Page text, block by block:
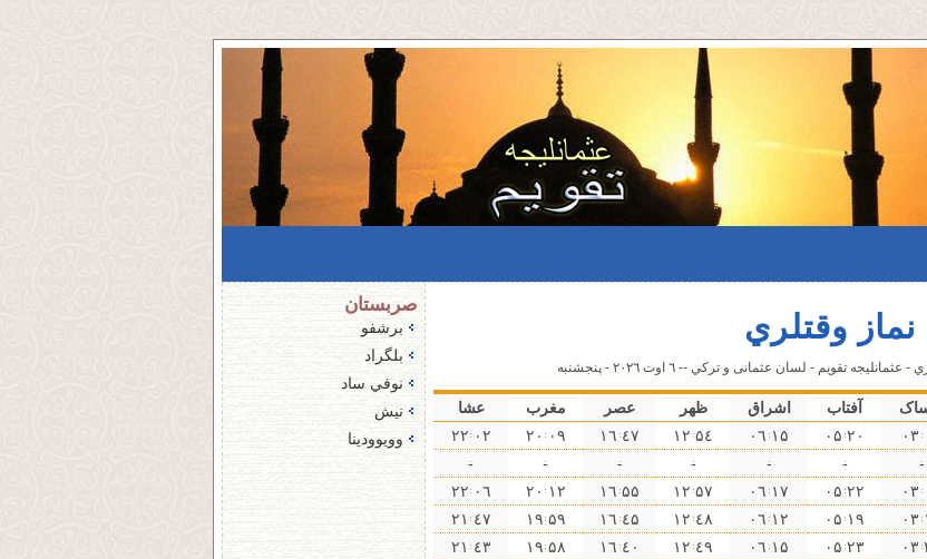
وقتلري
تقویم - لسان عثمانى و تركي -- ٦ اوت ۲۰۲٦ - پنجشنبه
آفتاب اشراق ظهر عصر مغرب
عشا
۲۰ ۰۵ ۱۵ ۰٦ ۵٤ ۱۲ ٤٧ ۱٦ ۰٩ ۲۰
۰۲ ۲۲
-
-
-
-
-
-
-
۲۲ ۰۵ ۱٧ ۰٦ ۵٧ ۱۲ ۵۵ ۱٦ ۱۲ ۲۰
۰٦ ۲۲
۱٩ ۰۵ ۱۲ ۰٦ ٤٨ ۱۲ ٤۵ ۱٦ ۵٩ ۱٩
٤٧ ۲۱
۲۳ ۰۵ ۱۵ ۰٦ ٤٩ ۱۲ ٤۰ ۱٦ ۵٨ ۱٩ ٤۳ ۲۱
صربستان
برشفو
بلگراد
نوفي ساد
نیش
وویوودینا